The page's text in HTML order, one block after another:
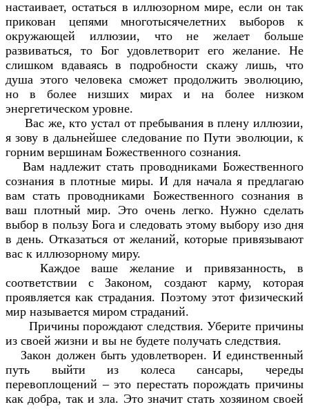
настаивает, остаться в иллюзорном мире, если он так
прикован цепями многотысячелетних выборов к
окружающей иллюзии, что не желает больше
развиваться, то Бог удовлетворит его желание. Не
слишком вдаваясь в подробности скажу лишь, что
душа этого человека сможет продолжить эволюцию,
но в более низших мирах и на более низком
энергетическом уровне.
Вас же, кто устал от пребывания в плену иллюзии,
я зову в дальнейшее следование по Пути эволюции, к
горним вершинам Божественного сознания.
Вам надлежит стать проводниками Божественного
сознания в плотные миры. И для начала я предлагаю
вам стать проводниками Божественного сознания в
ваш плотный мир. Это очень легко. Нужно сделать
выбор в пользу Бога и следовать этому выбору изо дня
в день. Отказаться от желаний, которые привязывают
вас к иллюзорному миру.
Каждое ваше желание и привязанность, в
соответствии с Законом, создают карму, которая
проявляется как страдания. Поэтому этот физический
мир называется миром страданий.
Причины порождают следствия. Уберите причины
из своей жизни и вы не будете получать следствия.
Закон должен быть удовлетворен. И единственный
путь выйти из колеса сансары, череды
перевоплощений – это перестать порождать причины
как добра, так и зла. Это значит стать хозяином своей